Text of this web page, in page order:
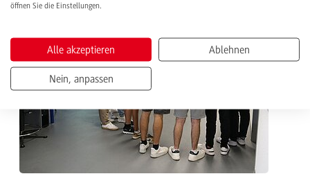
öffnen Sie die Einstellungen.
Alle akzeptieren Ablehnen
Nein, anpassen